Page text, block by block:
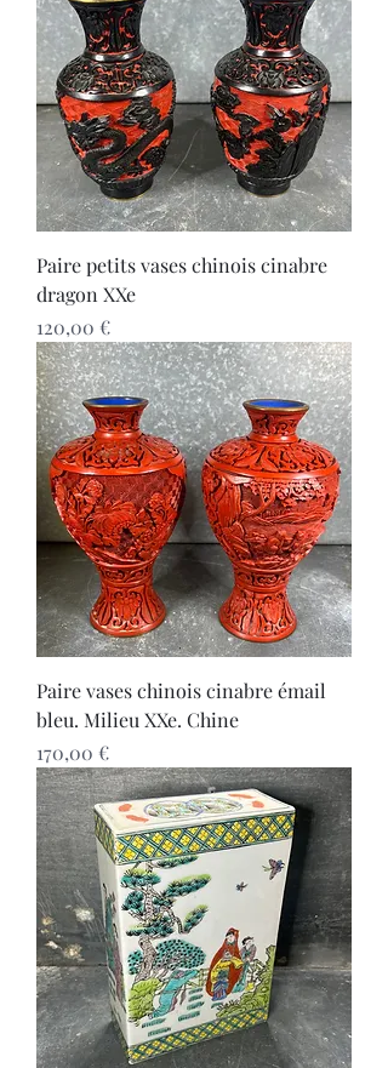
Paire petits vases chinois cinabre
dragon XXe
Prix
120,00 €
Paire vases chinois cinabre émail
bleu. Milieu XXe. Chine
Prix
170,00 €